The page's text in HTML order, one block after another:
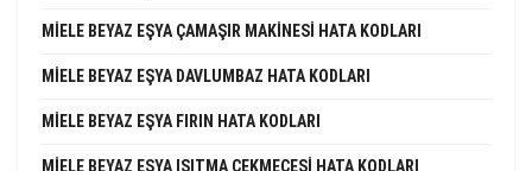
MIELE BEYAZ EŞYA ÇAMAŞIR MAKINESI HATA KODLARI
MIELE BEYAZ EŞYA DAVLUMBAZ HATA KODLARI
MIELE BEYAZ EŞYA FIRIN HATA KODLARI
MIELE BEYAZ EŞYA ISITMA ÇEKMECESI HATA KODLARI